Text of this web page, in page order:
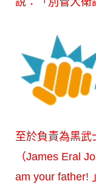
至於負責為黑武
（James Eral
am your father!